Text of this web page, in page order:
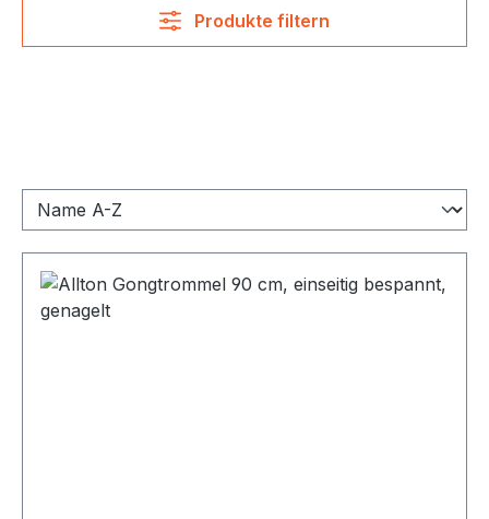
Produkte filtern